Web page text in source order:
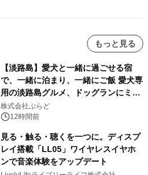
もっと見る
【淡路島】愛犬と一緒に過ごせる宿
で、一緒に泊まり、一緒にご飯 愛犬専
用の淡路島グルメ、ドッグランにミニ
プール グランピングとトレーラーハウ
スの2施設で
株式会社ぷらど
12時間前
見る・触る・聴くを一つに。ディスプ
レイ搭載「LL05」ワイヤレスイヤホ
ンで音楽体験をアップデート